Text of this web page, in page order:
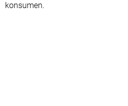
konsumen.